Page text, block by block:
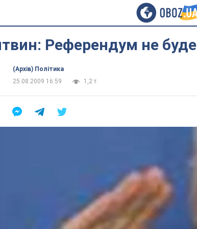
Референдум не буде
(Архів) Політика
25.08.2009 16:59
1,2 т.